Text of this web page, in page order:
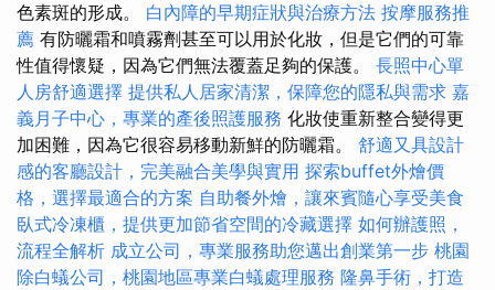
色素斑的形成。 白內障的早期症狀與治療方法 按摩服務推
薦 有防曬霜和噴霧劑甚至可以用於化妝，但是它們的可靠
性值得懷疑，因為它們無法覆蓋足夠的保護。 長照中心單
人房舒適選擇 提供私人居家清潔，保障您的隱私與需求 嘉
義月子中心，專業的產後照護服務 化妝使重新整合變得更
加困難，因為它很容易移動新鮮的防曬霜。 舒適又具設計
感的客廳設計，完美融合美學與實用 探索buffet外燴價
格，選擇最適合的方案 自助餐外燴，讓來賓隨心享受美食
臥式冷凍櫃，提供更加節省空間的冷藏選擇 如何辦護照，
流程全解析 成立公司，專業服務助您邁出創業第一步 桃園
除白蟻公司，桃園地區專業白蟻處理服務 隆鼻手術，打造